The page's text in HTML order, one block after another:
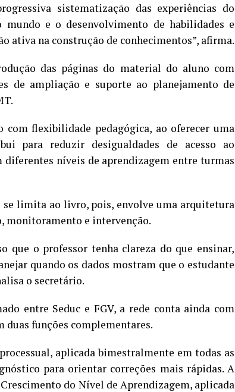
sistematização das experiências do
e o desenvolvimento de habilidades e
ativa na construção de conhecimentos”, afirma.
das páginas do material do aluno com
de ampliação e suporte ao planejamento de
com flexibilidade pedagógica, ao oferecer uma
para reduzir desigualdades de acesso ao
níveis de aprendizagem entre turmas
limita ao livro, pois, envolve uma arquitetura
monitoramento e intervenção.
que o professor tenha clareza do que ensinar,
quando os dados mostram que o estudante
o secretário.
entre Seduc e FGV, a rede conta ainda com
duas funções complementares.
aplicada bimestralmente em todas as
para orientar correções mais rápidas. A
do Nível de Aprendizagem, aplicada